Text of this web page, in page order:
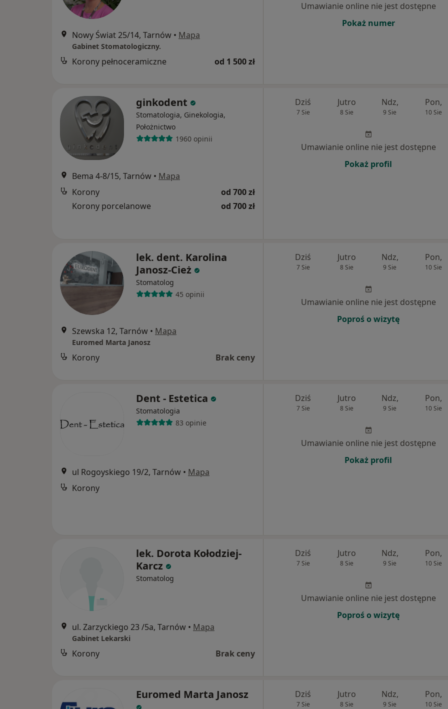
Nowy Świat 25/14, Tarnów • Mapa
Gabinet Stomatologiczny.
Korony pełnoceramiczne od 1 500 zł
Umawianie online nie jest dostępne
Pokaż numer
ginkodent
Stomatologia, Ginekologia,
Położnictwo
1960 opinii
Bema 4-8/15, Tarnów • Mapa
Korony
od 700 zł
Korony porcelanowe
od 700 zł
Dziś
7 Sie
Jutro
8 Sie
Ndz,
9 Sie
Pon,
10 Sie
Umawianie online nie jest dostępne
Pokaż profil
lek. dent. Karolina
Janosz-Cież
Stomatolog
45 opinii
Szewska 12, Tarnów • Mapa
Euromed Marta Janosz
Korony Brak ceny
Dziś
7 Sie
Jutro
8 Sie
Ndz,
9 Sie
Pon,
10 Sie
Umawianie online nie jest dostępne
Poproś o wizytę
Dent - Estetica
Stomatologia
83 opinie
ul Rogoyskiego 19/2, Tarnów • Mapa
Korony
Dziś
7 Sie
Jutro
8 Sie
Ndz,
9 Sie
Pon,
10 Sie
Umawianie online nie jest dostępne
Pokaż profil
lek. Dorota Kołodziej-
Karcz
Stomatolog
ul. Zarzyckiego 23 /5a, Tarnów • Mapa
Gabinet Lekarski
Korony Brak ceny
Dziś
7 Sie
Jutro
8 Sie
Ndz,
9 Sie
Pon,
10 Sie
Umawianie online nie jest dostępne
Poproś o wizytę
Euromed Marta Janosz Dziś
7 Sie
Jutro
8 Sie
Ndz,
9 Sie
Pon,
10 Sie